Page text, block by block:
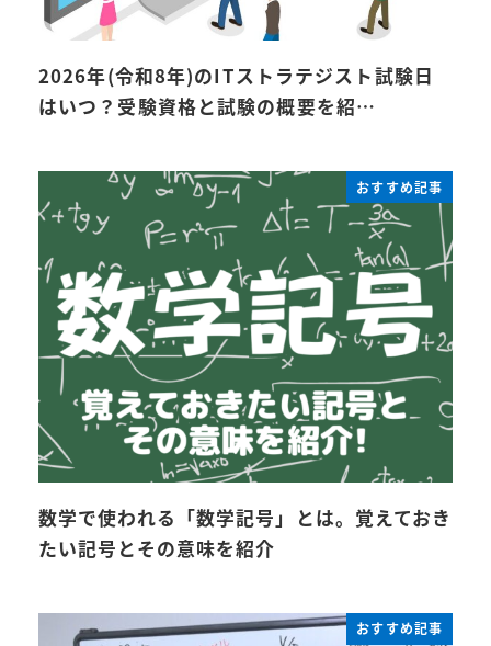
2026年(令和8年)のITストラテジスト試験日
はいつ？受験資格と試験の概要を紹…
おすすめ記事
数学で使われる「数学記号」とは。覚えておき
たい記号とその意味を紹介
おすすめ記事